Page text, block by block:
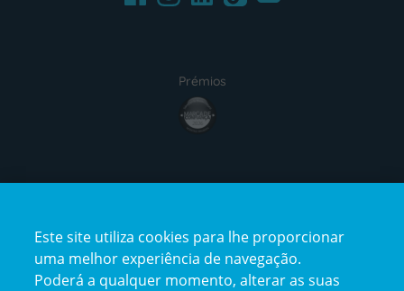
Prémios
award4
certification2certification3
Este site utiliza cookies para lhe proporcionar
uma melhor experiência de navegação.
Poderá a qualquer momento, alterar as suas